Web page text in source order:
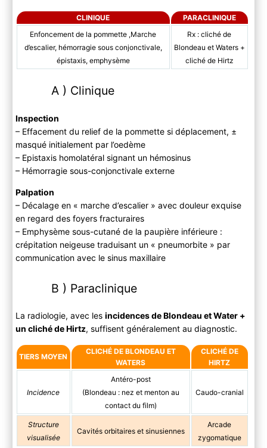
CLINIQUE
PARACLINIQUE
Enfoncement de la pommette ,Marche
d’escalier, hémorragie sous conjonctivale,
épistaxis, emphysème
Rx : cliché de
Blondeau et Waters +
cliché de Hirtz
A ) Clinique
Inspection
– Effacement du relief de la pommette si déplacement, ±
masqué initialement par l’oedème
– Epistaxis homolatéral signant un hémosinus
– Hémorragie sous-conjonctivale externe
Palpation
– Décalage en « marche d’escalier » avec douleur exquise
en regard des foyers fracturaires
– Emphysème sous-cutané de la paupière inférieure :
crépitation neigeuse traduisant un « pneumorbite » par
communication avec le sinus maxillaire
B ) Paraclinique
La radiologie, avec les incidences de Blondeau et Water +
un cliché de Hirtz, suffisent généralement au diagnostic.
TIERS MOYEN
CLICHÉ DE BLONDEAU ET
WATERS
CLICHÉ DE
HIRTZ
Incidence
Antéro-post
(Blondeau : nez et menton au
contact du film)
Caudo-cranial
Structure
visualisée
Cavités orbitaires et sinusiennes
Arcade
zygomatique